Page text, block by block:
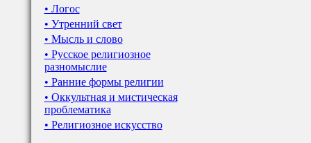
• Логос
• Утренний свет
• Мысль и слово
• Русское религиозное
разномыслие
• Ранние формы религии
• Оккультная и мистическая
проблематика
• Религиозное искусство